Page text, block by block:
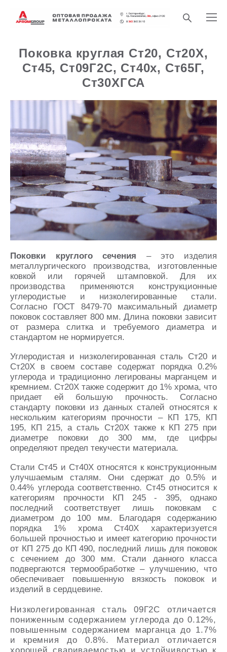
Поковка круглая Ст20, Ст20Х,
Ст45, Ст09Г2С, Ст40х, Ст65Г,
Ст30ХГСА
Поковки круглого сечения – это изделия
металлургического производства, изготовленные
ковкой или горячей штамповкой. Для их
производства применяются конструкционные
углеродистые и низколегированные стали.
Согласно ГОСТ 8479-70 максимальный диаметр
поковок составляет 800 мм. Длина поковки зависит
от размера слитка и требуемого диаметра и
стандартом не нормируется.
Углеродистая и низколегированная сталь Ст20 и
Ст20Х в своем составе содержат порядка 0.2%
углерода и традиционно легированы марганцем и
кремнием. Ст20Х также содержит до 1% хрома, что
придает ей большую прочность. Согласно
стандарту поковки из данных сталей относятся к
нескольким категориям прочности – КП 175, КП
195, КП 215, а сталь Ст20Х также к КП 275 при
диаметре поковки до 300 мм, где цифры
определяют предел текучести материала.
Стали Ст45 и Ст40Х относятся к конструкционным
улучшаемым сталям. Они сдержат до 0.5% и
0.44% углерода соответственно. Ст45 относится к
категориям прочности КП 245 - 395, однако
последний соответствует лишь поковкам с
диаметром до 100 мм. Благодаря содержанию
порядка 1% хрома Ст40Х характеризуется
большей прочностью и имеет категорию прочности
от КП 275 до КП 490, последний лишь для поковок
с сечением до 300 мм. Стали данного класса
подвергаются термообработке – улучшению, что
обеспечивает повышенную вязкость поковок и
изделий в сердцевине.
Низколегированная сталь 09Г2С отличается
пониженным содержанием углерода до 0.12%,
повышенным содержанием марганца до 1.7%
и кремния до 0.8%. Материал отличается
хорошей свариваемостью и устойчивостью к